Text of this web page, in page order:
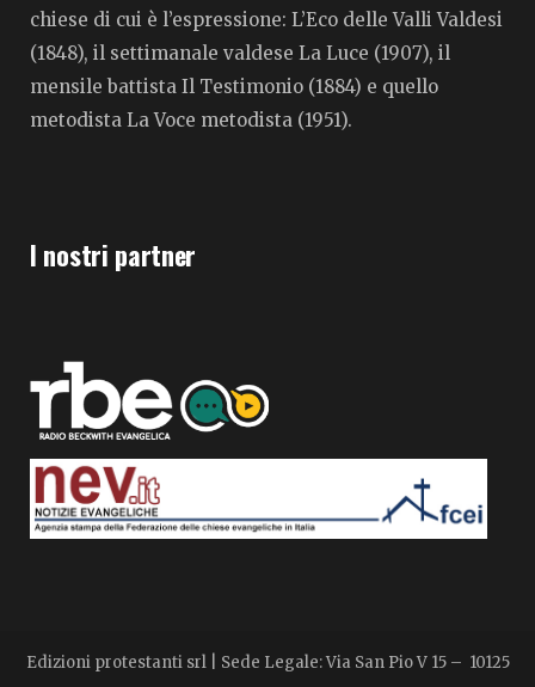
chiese di cui è l’espressione: L’Eco delle Valli Valdesi
(1848), il settimanale valdese La Luce (1907), il
mensile battista Il Testimonio (1884) e quello
metodista La Voce metodista (1951).
I nostri partner
Edizioni protestanti srl | Sede Legale: Via San Pio V 15 – 10125